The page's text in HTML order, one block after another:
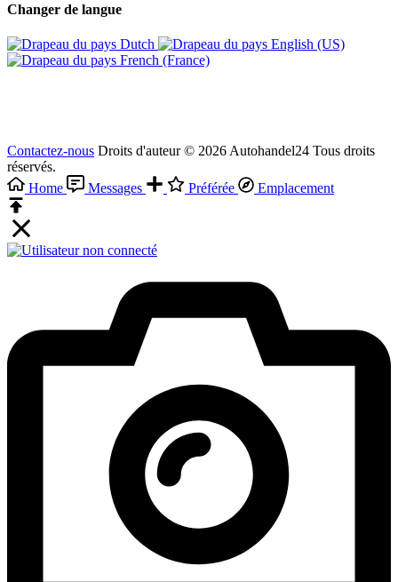
Changer de langue
Dutch‎
English (US)‎
French (France)‎
Contactez-nous Droits d'auteur © 2026 Autohandel24 Tous droits
réservés.
Home
Messages Préférée Emplacement